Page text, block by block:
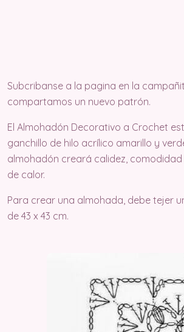
Subcribanse a la pagina en la
compartamos un nuevo patrón.
El Almohadón Decorativo a Crochet
ganchillo de hilo acrílico amarillo y
almohadón creará calidez,
de calor.
Para crear una almohada, debe tejer
de 43 x 43 cm.